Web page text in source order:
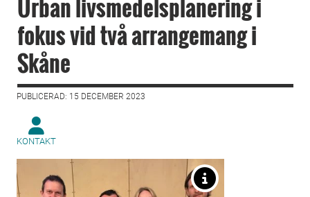
Urban livsmedelsplanering i
fokus vid två arrangemang i
Skåne
PUBLICERAD: 15 DECEMBER 2023
KONTAKT